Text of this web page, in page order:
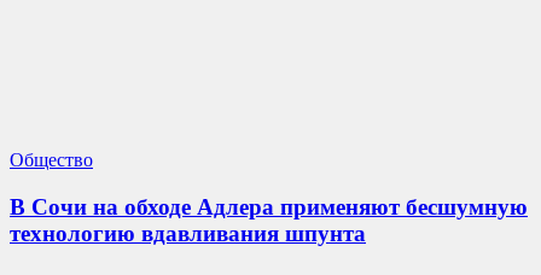
Общество
В Сочи на обходе Адлера применяют бесшумную
технологию вдавливания шпунта